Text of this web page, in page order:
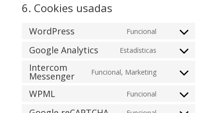
6. Cookies usadas
WordPress Funcional
Consent
wordpress
Google Analytics Estadísticas
Consent
service
analytics
Intercom
Messenger Funcional, Marketing
Consent
service
intercom-
WPML Funcional
Consent